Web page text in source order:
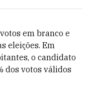
em branco e
eleições. Em
o candidato
dos votos válidos